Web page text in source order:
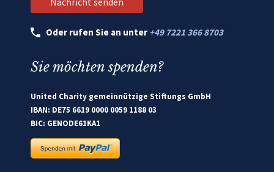
Oder rufen Sie an unter +49 7221 366 8703
Sie möchten spenden?
United Charity gemeinnützige Stiftungs GmbH
IBAN: DE75 6619 0000 0059 1188 03
BIC: GENODE61KA1